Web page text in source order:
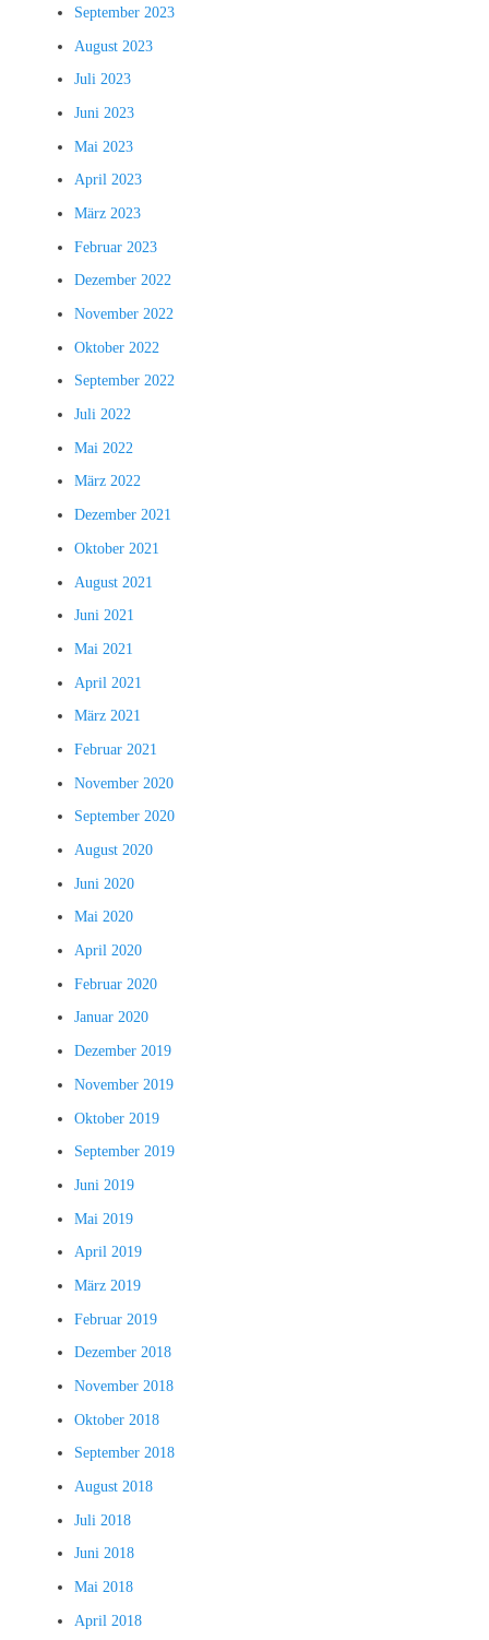
September 2023
August 2023
Juli 2023
Juni 2023
Mai 2023
April 2023
März 2023
Februar 2023
Dezember 2022
November 2022
Oktober 2022
September 2022
Juli 2022
Mai 2022
März 2022
Dezember 2021
Oktober 2021
August 2021
Juni 2021
Mai 2021
April 2021
März 2021
Februar 2021
November 2020
September 2020
August 2020
Juni 2020
Mai 2020
April 2020
Februar 2020
Januar 2020
Dezember 2019
November 2019
Oktober 2019
September 2019
Juni 2019
Mai 2019
April 2019
März 2019
Februar 2019
Dezember 2018
November 2018
Oktober 2018
September 2018
August 2018
Juli 2018
Juni 2018
Mai 2018
April 2018